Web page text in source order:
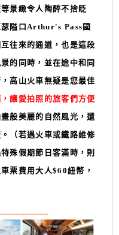
景緻令人陶醉不捨眨
瑟隘口Arthur's Pass國
往來的通道，也是這段
的同時，並在途中和同
高山火車無疑是您最佳
讓愛拍照的旅客們方便
般美麗的自然風光，還
（若遇火車或鐵路維修
殊假期節日客滿時，則
票費用大人$60紐幣，